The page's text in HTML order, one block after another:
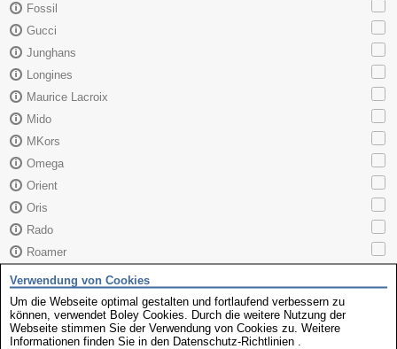
Fossil
Gucci
Junghans
Longines
Maurice Lacroix
Mido
MKors
Omega
Orient
Oris
Rado
Roamer
Sector
Seiko
Skagen
TAG Heuer
Verwendung von Cookies
Um die Webseite optimal gestalten und fortlaufend verbessern zu
können, verwendet Boley Cookies. Durch die weitere Nutzung der
Webseite stimmen Sie der Verwendung von Cookies zu. Weitere
Informationen finden Sie in den Datenschutz-Richtlinien